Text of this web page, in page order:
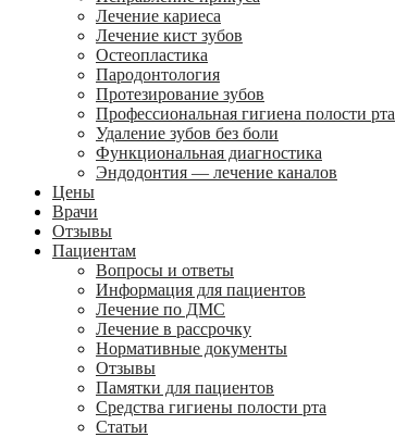
Лечение кариеса
Лечение кист зубов
Остеопластика
Пародонтология
Протезирование зубов
Профессиональная гигиена полости рта
Удаление зубов без боли
Функциональная диагностика
Эндодонтия — лечение каналов
Цены
Врачи
Отзывы
Пациентам
Вопросы и ответы
Информация для пациентов
Лечение по ДМС
Лечение в рассрочку
Нормативные документы
Отзывы
Памятки для пациентов
Средства гигиены полости рта
Статьи